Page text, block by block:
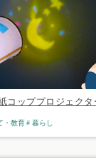
コッププロジェクタ
・教育 暮らし